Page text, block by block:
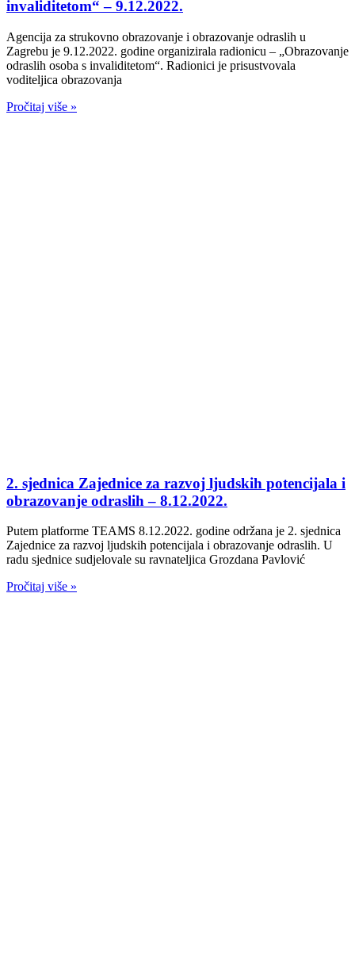
invaliditetom“ – 9.12.2022.
Agencija za strukovno obrazovanje i obrazovanje odraslih u
Zagrebu je 9.12.2022. godine organizirala radionicu – „Obrazovanje
odraslih osoba s invaliditetom“. Radionici je prisustvovala
voditeljica obrazovanja
Pročitaj više »
2. sjednica Zajednice za razvoj ljudskih potencijala i
obrazovanje odraslih – 8.12.2022.
Putem platforme TEAMS 8.12.2022. godine održana je 2. sjednica
Zajednice za razvoj ljudskih potencijala i obrazovanje odraslih. U
radu sjednice sudjelovale su ravnateljica Grozdana Pavlović
Pročitaj više »